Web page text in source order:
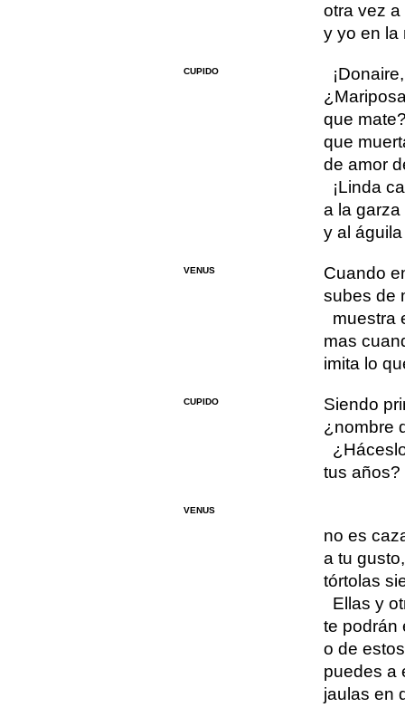
otra vez
y yo en la
CUPIDO
que
que
de amor
¡Linda
a la garza
y al
VENUS
Cuando
subes de
muestra
mas
imita lo
CUPIDO
Siendo
¿nombre
tus años?
VENUS
no es
a tu
tórtolas
Ellas y
te podrán
o de
puedes a
jaulas en